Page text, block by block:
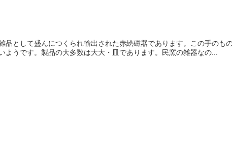
品として盛んにつくられ輸出された赤絵磁器であります。この手のも
うです。製品の大多数は大大・皿であります。民窯の雑器なの...